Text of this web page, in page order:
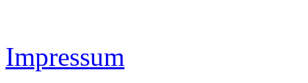
Impressum